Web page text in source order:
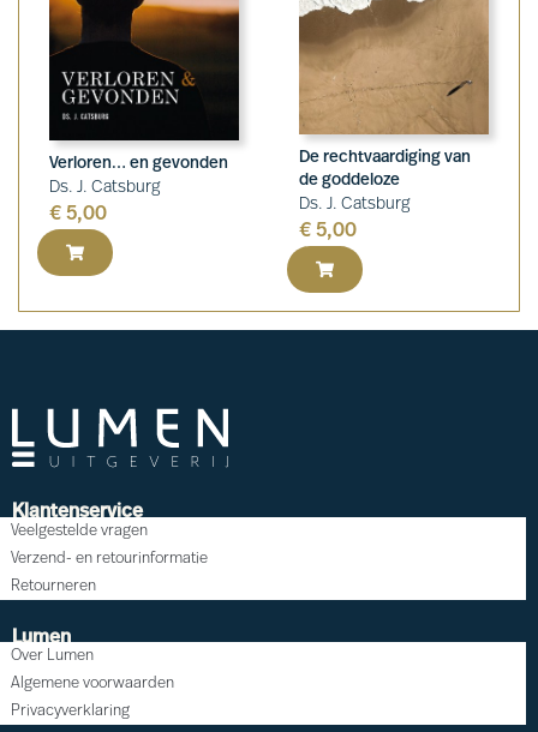
Verloren… en gevonden
Ds. J. Catsburg
€ 5,00
De rechtvaardiging van
de goddeloze
Ds. J. Catsburg
€ 5,00
Klantenservice
Veelgestelde vragen
Verzend- en retourinformatie
Retourneren
Lumen
Over Lumen
Algemene voorwaarden
Privacyverklaring